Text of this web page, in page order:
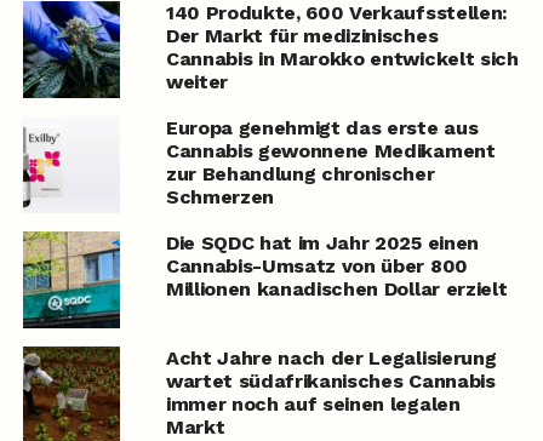
140 Produkte, 600 Verkaufsstellen:
Der Markt für medizinisches
Cannabis in Marokko entwickelt sich
weiter
Europa genehmigt das erste aus
Cannabis gewonnene Medikament
zur Behandlung chronischer
Schmerzen
Die SQDC hat im Jahr 2025 einen
Cannabis-Umsatz von über 800
Millionen kanadischen Dollar erzielt
Acht Jahre nach der Legalisierung
wartet südafrikanisches Cannabis
immer noch auf seinen legalen
Markt